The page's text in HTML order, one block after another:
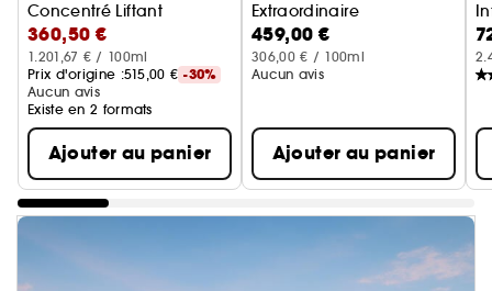
Concentré Liftant
360,50 €
1.201,67 € / 100ml
Prix d'origine :515,00 € -30%
Aucun avis
Existe en 2 formats
Ajouter au panier
Extraordinaire
Soin Pré-Sérum
459,00 €
306,00 € / 100ml
Aucun avis
Ajouter au panier